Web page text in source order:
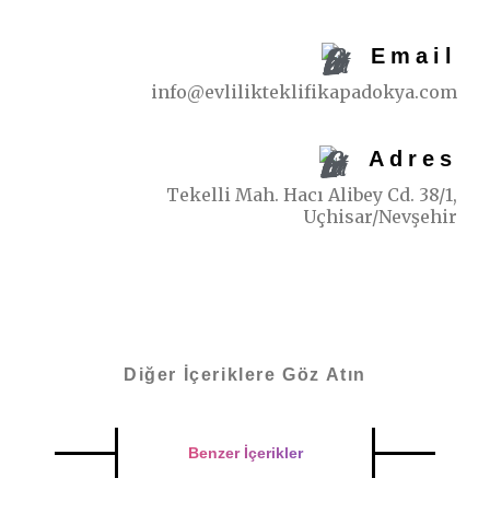
Email
info@evlilikteklifikapadokya.com
Adres
Tekelli Mah. Hacı Alibey Cd. 38/1,
Uçhisar/Nevşehir
Diğer İçeriklere Göz Atın
Benzer İçerikler